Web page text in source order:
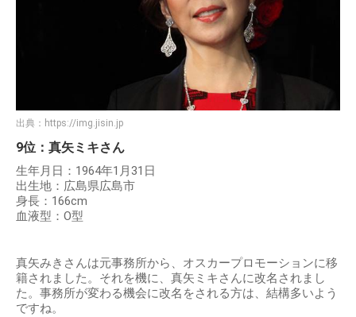
出典： https://img.jisin.jp
9位：真矢ミキさん
生年月日：1964年1月31日
出生地：広島県広島市
身長：166cm
血液型：O型
真矢みきさんは元事務所から、オスカープロモーションに移
籍されました。それを機に、真矢ミキさんに改名されまし
た。事務所が変わる機会に改名をされる方は、結構多いよう
ですね。